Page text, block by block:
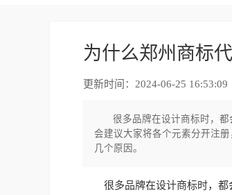
为什么郑州商标
更新时间：2024-06-25 16:53:09
很多品牌在设计商标时，
会建议大家将各个元素分开注
几个原因。
很多品牌在设计商标时，都